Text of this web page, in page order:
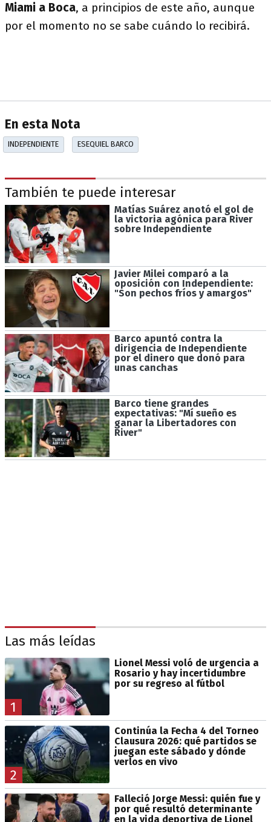
Miami a Boca, a principios de este año, aunque
por el momento no se sabe cuándo lo recibirá.
En esta Nota
INDEPENDIENTE ESEQUIEL BARCO
También te puede interesar
Matías Suárez anotó el gol de
la victoria agónica para River
sobre Independiente
Javier Milei comparó a la
oposición con Independiente:
"Son pechos fríos y amargos"
Barco apuntó contra la
dirigencia de Independiente
por el dinero que donó para
unas canchas
Barco tiene grandes
expectativas: "Mí sueño es
ganar la Libertadores con
River"
Las más leídas
1
Lionel Messi voló de urgencia a
Rosario y hay incertidumbre
por su regreso al fútbol
2
Continúa la Fecha 4 del Torneo
Clausura 2026: qué partidos se
juegan este sábado y dónde
verlos en vivo
Falleció Jorge Messi: quién fue y
por qué resultó determinante
en la vida deportiva de Lionel